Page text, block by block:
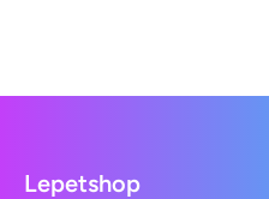
Lepetshop